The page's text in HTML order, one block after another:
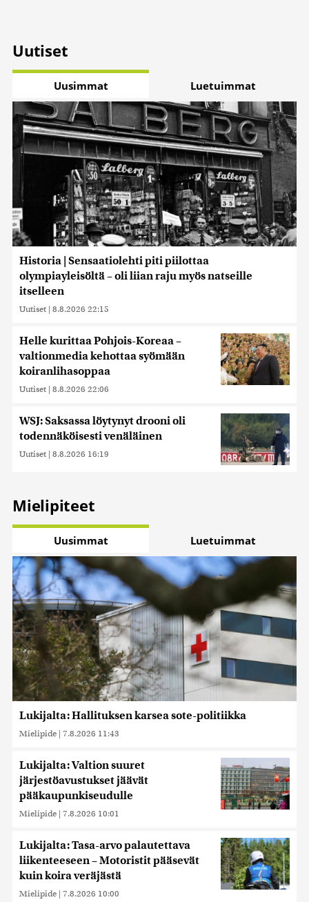
Uutiset
Uusimmat Luetuimmat
Historia | Sensaatiolehti piti piilottaa
olympiayleisöltä – oli liian raju myös natseille
itselleen
Uutiset | 8.8.2026 22:15
Helle kurittaa Pohjois-Koreaa –
valtionmedia kehottaa syömään
koiranlihasoppaa
Uutiset | 8.8.2026 22:06
WSJ: Saksassa löytynyt drooni oli
todennäköisesti venäläinen
Uutiset | 8.8.2026 16:19
Mielipiteet
Uusimmat Luetuimmat
Lukijalta: Hallituksen karsea sote-politiikka
Mielipide | 7.8.2026 11:43
Lukijalta: Valtion suuret
järjestöavustukset jäävät
pääkaupunkiseudulle
Mielipide | 7.8.2026 10:01
Lukijalta: Tasa-arvo palautettava
liikenteeseen – Motoristit pääsevät
kuin koira veräjästä
Mielipide | 7.8.2026 10:00